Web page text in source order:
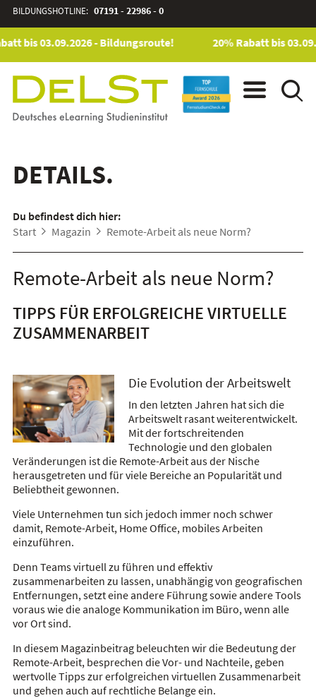
BILDUNGSHOTLINE: 07191 - 22986 - 0
bis 03.09.2026 - Bildungsroute! 20% Rabatt bis
DETAILS.
Du befindest dich hier:
Start
Magazin Remote-Arbeit als neue Norm?
Remote-Arbeit als neue Norm?
TIPPS FÜR ERFOLGREICHE VIRTUELLE
ZUSAMMENARBEIT
Die Evolution der Arbeitswelt
In den letzten Jahren hat sich die
Arbeitswelt rasant weiterentwickelt.
Mit der fortschreitenden
Technologie und den globalen
Veränderungen ist die Remote-Arbeit aus der Nische
herausgetreten und für viele Bereiche an Popularität und
Beliebtheit gewonnen.
Viele Unternehmen tun sich jedoch immer noch schwer
damit, Remote-Arbeit, Home Office, mobiles Arbeiten
einzuführen.
Denn Teams virtuell zu führen und effektiv
zusammenarbeiten zu lassen, unabhängig von geografischen
Entfernungen, setzt eine andere Führung sowie andere Tools
voraus wie die analoge Kommunikation im Büro, wenn alle
vor Ort sind.
In diesem Magazinbeitrag beleuchten wir die Bedeutung der
Remote-Arbeit, besprechen die Vor- und Nachteile, geben
wertvolle Tipps zur erfolgreichen virtuellen Zusammenarbeit
und gehen auch auf rechtliche Belange ein.